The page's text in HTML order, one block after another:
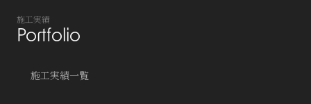
施工実績
Portfolio
施工実績一覧